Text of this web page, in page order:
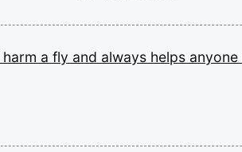
harm a fly and always helps anyone